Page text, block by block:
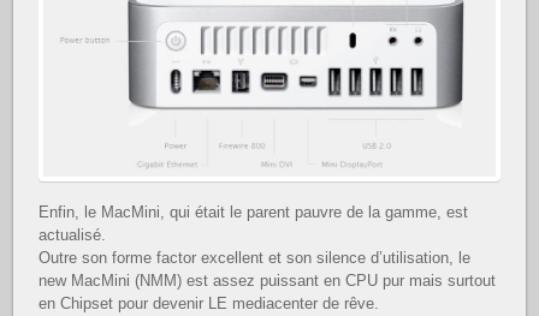
Enfin, le MacMini, qui était le parent pauvre de la gamme, est
actualisé.
Outre son forme factor excellent et son silence d’utilisation, le
new MacMini (NMM) est assez puissant en CPU pur mais surtout
en Chipset pour devenir LE mediacenter de rêve.